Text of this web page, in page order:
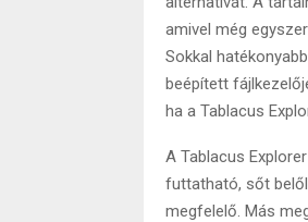
amivel még
Sokkal
beépített
ha a Tablacus
A Tablacus
futtatható, sőt
megfelelő. Más